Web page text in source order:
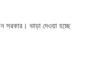
সরকার। ভাড়া দেওয়া হচ্ছে